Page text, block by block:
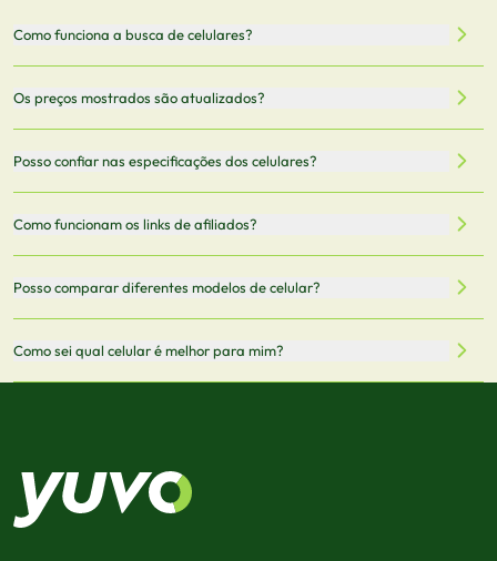
Como funciona a busca de celulares?
armazenamento, memória RAM, bateria e conectividade
5G.
Os preços mostrados são atualizados?
vendedor antes de finalizar sua compra.
Posso confiar nas especificações dos celulares?
informações mais recentes de cada modelo.
Como funcionam os links de afiliados?
comissão sem custo adicional para você.
Posso comparar diferentes modelos de celular?
Sim! Você pode selecionar até 3 celulares para comparar
Como sei qual celular é melhor para mim?
processador e bateria são essenciais. Use nossos filtros
para encontrar o celular ideal.